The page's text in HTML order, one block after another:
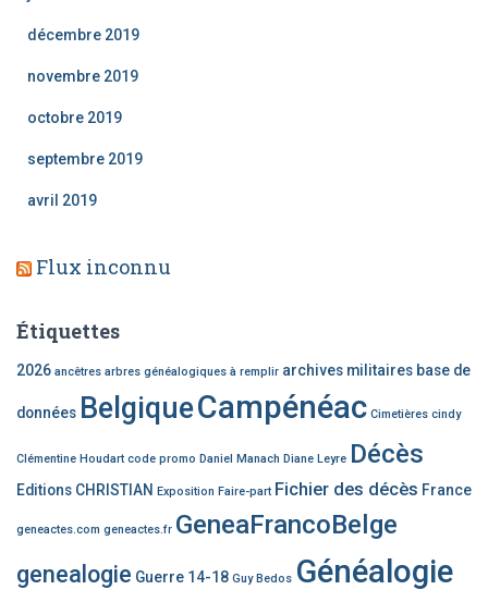
décembre 2019
novembre 2019
octobre 2019
septembre 2019
avril 2019
Flux inconnu
Étiquettes
2026 ancêtres arbres généalogiques à remplir archives militaires base de
données BelgiqueCampénéac Cimetières cindy
Clémentine Houdart code promo Daniel Manach Diane Leyre Décès
Editions CHRISTIAN Exposition Faire-part Fichier des décès France
geneactes.com geneactes.fr GeneaFrancoBelge
genealogie Guerre 14-18 Guy Bedos Généalogie